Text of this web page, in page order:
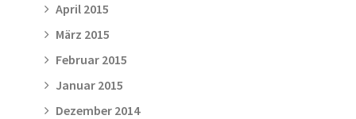
April 2015
März 2015
Februar 2015
Januar 2015
Dezember 2014